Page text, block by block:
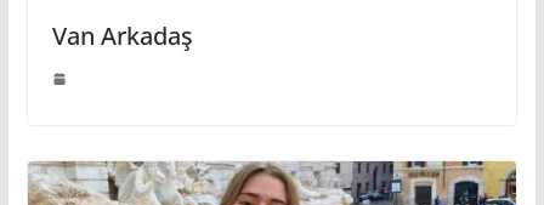
Van Arkadaş